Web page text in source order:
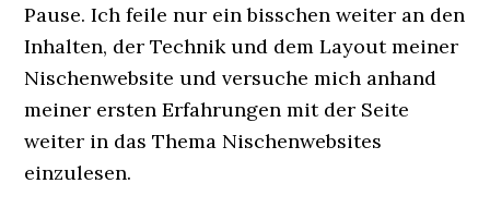
Pause. Ich feile nur ein bisschen weiter an den
Inhalten, der Technik und dem Layout meiner
Nischenwebsite und versuche mich anhand
meiner ersten Erfahrungen mit der Seite
weiter in das Thema Nischenwebsites
einzulesen.